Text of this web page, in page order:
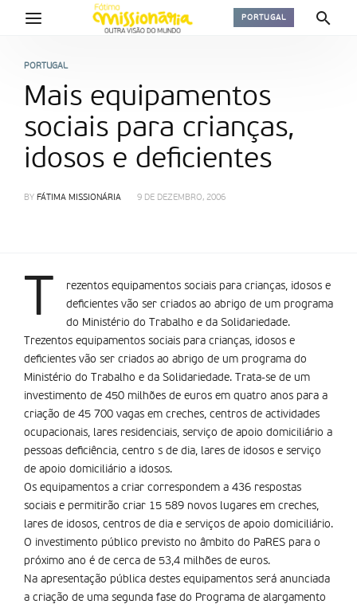
PORTUGAL
PORTUGAL
Mais equipamentos
sociais para crianças,
idosos e deficientes
BY FÁTIMA MISSIONÁRIA 9 DE DEZEMBRO, 2006
T
rezentos equipamentos sociais para crianças, idosos e
deficientes vão ser criados ao abrigo de um programa
do Ministério do Trabalho e da Solidariedade.
Trezentos equipamentos sociais para crianças, idosos e
deficientes vão ser criados ao abrigo de um programa do
Ministério do Trabalho e da Solidariedade. Trata-se de um
investimento de 450 milhões de euros em quatro anos para a
criação de 45 700 vagas em creches, centros de actividades
ocupacionais, lares residenciais, serviço de apoio domiciliário a
pessoas deficiência, centro s de dia, lares de idosos e serviço
de apoio domiciliário a idosos.
Os equipamentos a criar correspondem a 436 respostas
sociais e permitirão criar 15 589 novos lugares em creches,
lares de idosos, centros de dia e serviços de apoio domiciliário.
O investimento público previsto no âmbito do PaRES para o
próximo ano é de cerca de 53,4 milhões de euros.
Na apresentação pública destes equipamentos será anunciada
a criação de uma segunda fase do Programa de alargamento